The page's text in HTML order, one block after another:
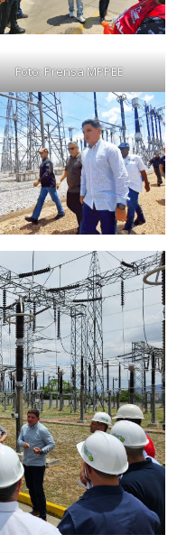
Foto: Prensa MPPEE